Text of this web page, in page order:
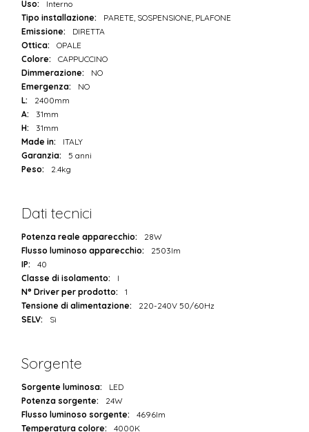
Uso:
Interno
Tipo installazione:
PARETE, SOSPENSIONE, PLAFONE
Emissione:
DIRETTA
Ottica:
OPALE
Colore:
CAPPUCCINO
Dimmerazione:
NO
Emergenza:
NO
L:
2400mm
A:
31mm
H:
31mm
Made in:
ITALY
Garanzia:
5 anni
Peso:
2.4kg
Dati tecnici
Potenza reale apparecchio:
28W
Flusso luminoso apparecchio:
2503lm
IP:
40
Classe di isolamento:
I
N° Driver per prodotto:
1
Tensione di alimentazione:
220-240V 50/60Hz
SELV:
Sì
Sorgente
Sorgente luminosa:
LED
Potenza sorgente:
24W
Flusso luminoso sorgente:
4696lm
Temperatura colore:
4000K